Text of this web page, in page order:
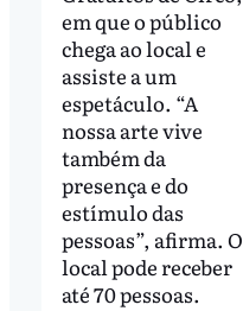
em que o público
chega ao local e
assiste a um
espetáculo. “A
nossa arte vive
também da
presença e do
estímulo das
pessoas”, afirma. O
local pode receber
até 70 pessoas.